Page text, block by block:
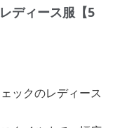
ディース服【5
ックのレディース